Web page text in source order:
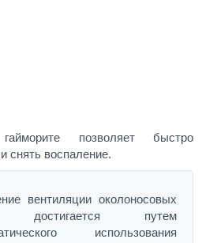
позволяет быстро
снять воспаление.
вентиляции околоносовых
достигается путем
использования